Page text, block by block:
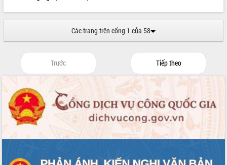
Khởi động Dự án Đầu tư xây dựng hạ
tầng kỹ thuật Cụm công nghiệp Tân
Tiến
Gặp mặt các cơ quan báo chí nhân Kỷ
niệm 101 năm Ngày Báo chí Cách
mạng Việt Nam
Đắk Lắk sơ kết 4 năm triển khai thực
hiện Đề án 06 của Chính phủ
Họp báo thông tin về Hội nghị Công bố
Quy hoạch và Xúc tiến đầu tư tỉnh Đắk
Lắk
Khơi thông điểm nghẽn, đẩy nhanh
giải ngân vốn khắc phục thiên tai
hoạch tỉnh thời kỳ 2021-2030
Các trang trên cổng 1 của 58
Trước Tiếp theo